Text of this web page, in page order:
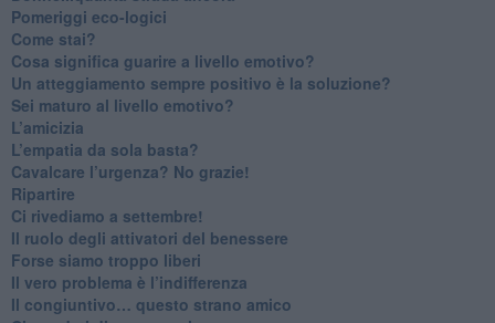
​Pomeriggi eco-logici
​Come stai?
Cosa significa guarire a livello emotivo?
​Un atteggiamento sempre positivo è la soluzione?
​Sei maturo al livello emotivo?
​L’amicizia
​L’empatia da sola basta?
​Cavalcare l’urgenza? No grazie!
Ripartire
​Ci rivediamo a settembre!
​Il ruolo degli attivatori del benessere
​Forse siamo troppo liberi
​Il vero problema è l’indifferenza
​Il congiuntivo… questo strano amico